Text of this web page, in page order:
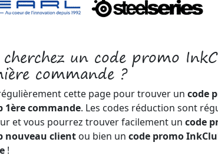
cherchez un code promo
commande ?
cette page pour trouver un code
1ère commande. Les codes réduction sont
et vous pourrez trouver facilement un code
nouveau client ou bien un code promo
!